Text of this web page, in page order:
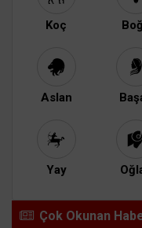
Koç
Aslan
Yay
Çok Okunan